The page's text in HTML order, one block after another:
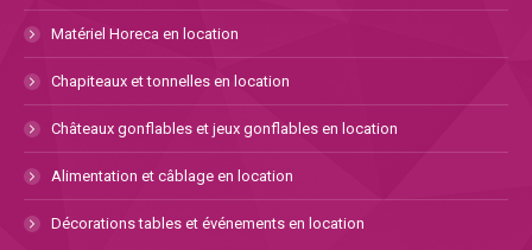
Matériel Horeca en location
Chapiteaux et tonnelles en location
Châteaux gonflables et jeux gonflables en location
Alimentation et câblage en location
Décorations tables et événements en location